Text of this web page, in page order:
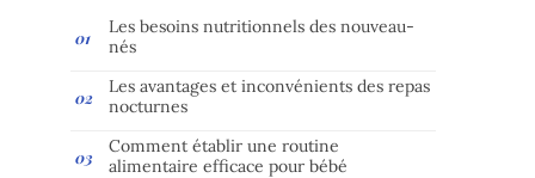
Les besoins nutritionnels des nouveau-
nés
Les avantages et inconvénients des repas
nocturnes
Comment établir une routine
alimentaire efficace pour bébé